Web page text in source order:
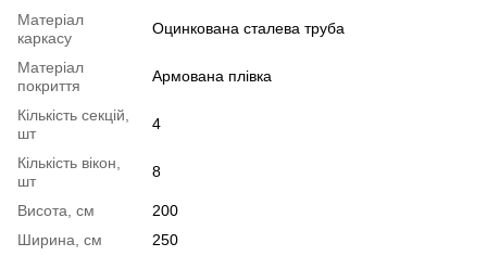
Матеріал
каркасу
Оцинкована сталева труба
Матеріал
покриття
Армована плівка
Кількість секцій,
шт
4
Кількість вікон,
шт
8
Висота, см
200
Ширина, см
250